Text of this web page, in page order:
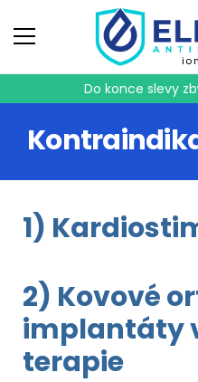
Do konce slevy
1)
2) Kovové
implantáty
terapie